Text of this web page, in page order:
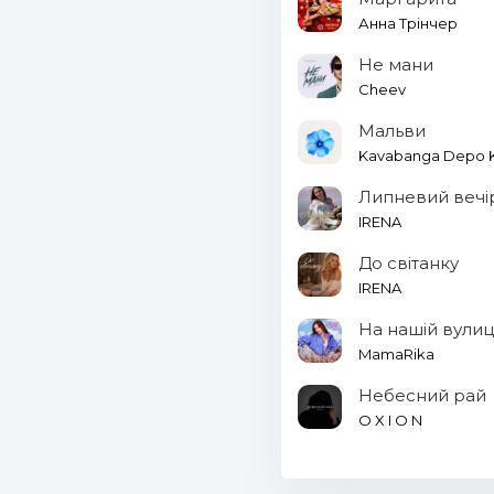
Анна Трінчер
Не мани
Cheev
Мальви
Kavabanga Depo
Липневий
IRENA
До світанку
IRENA
На нашій
MamaRika
Небесний рай
O X I O N